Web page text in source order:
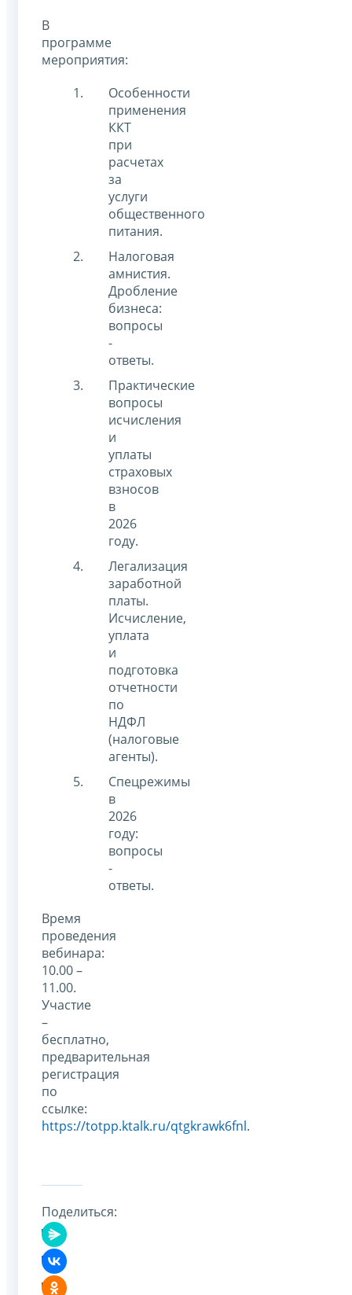
В
программе
мероприятия:
Особенности
применения
ККТ
при
расчетах
за
услуги
общественного
питания.
Налоговая
амнистия.
Дробление
бизнеса:
вопросы
-
ответы.
Практические
вопросы
исчисления
и
уплаты
страховых
взносов
в
2026
году.
Легализация
заработной
платы.
Исчисление,
уплата
и
подготовка
отчетности
по
НДФЛ
(налоговые
агенты).
Спецрежимы
в
2026
году:
вопросы
-
ответы.
Время
проведения
вебинара:
10.00 –
11.00.
Участие
–
бесплатно,
предварительная
регистрация
по
ссылке:
https://totpp.ktalk.ru/qtgkrawk6fnl.
Поделиться: